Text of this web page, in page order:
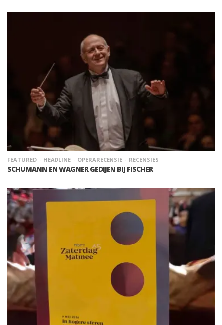
FEATURED HEADLINE OPERARECENSIE RECENSIES
SCHUMANN EN WAGNER GEDIJEN BIJ FISCHER